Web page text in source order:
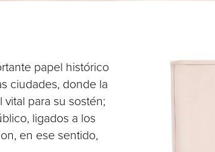
papel histórico
ciudades, donde la
para su sostén;
ligados a los
en ese sentido,